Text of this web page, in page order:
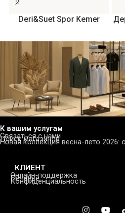
Deri&Suet Spor Kemer
К вашим услугам
Связаться с нами
Поиск магазинов
Новая коллекция весна-лето 2026:
КЛИЕНТ
Онлайн-поддержка
Печенье
Конфиденциальность